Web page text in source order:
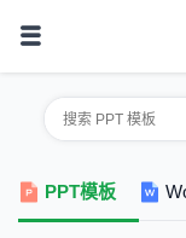
PPT模板